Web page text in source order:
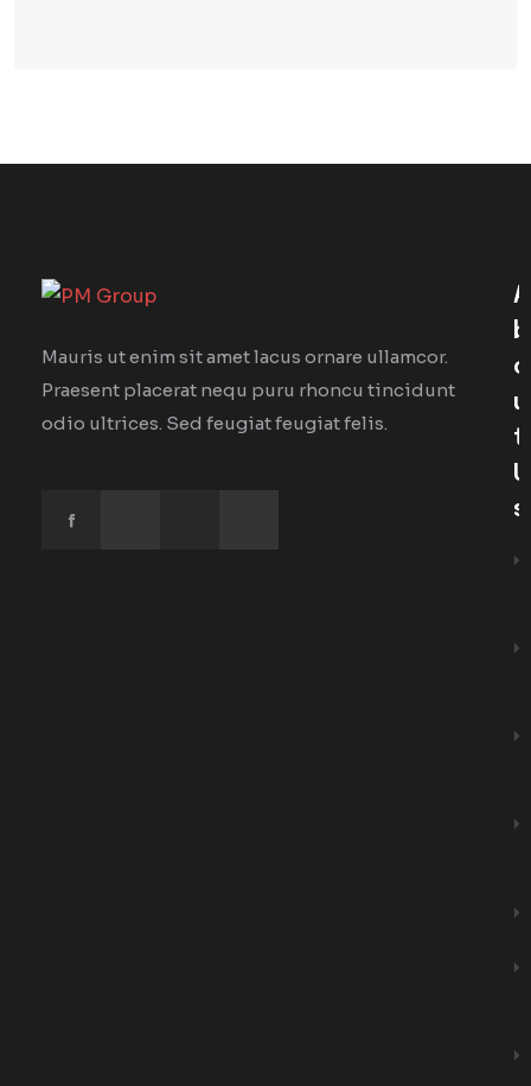
Mauris ut enim sit amet lacus ornare ullamcor.
Praesent placerat nequ puru rhoncu tincidunt
odio ultrices. Sed feugiat feugiat felis.
A
B
O
U
T
U
S